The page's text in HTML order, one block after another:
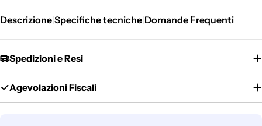
Descrizione Specifiche tecniche Domande Frequenti
Spedizioni e Resi
Agevolazioni Fiscali